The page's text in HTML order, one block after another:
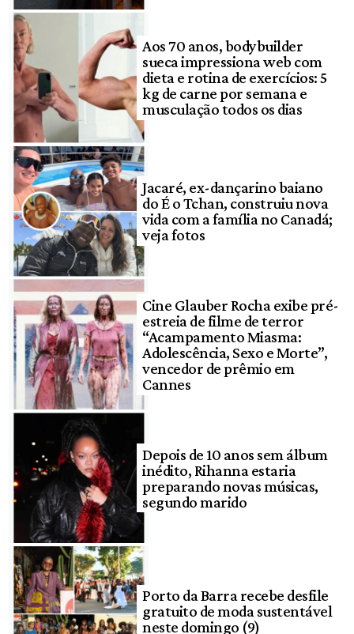
Aos 70 anos, bodybuilder
sueca impressiona web com
dieta e rotina de exercícios: 5
kg de carne por semana e
musculação todos os dias
Jacaré, ex-dançarino baiano
do É o Tchan, construiu nova
vida com a família no Canadá;
veja fotos
Cine Glauber Rocha exibe pré-
estreia de filme de terror
“Acampamento Miasma:
Adolescência, Sexo e Morte”,
vencedor de prêmio em
Cannes
Depois de 10 anos sem álbum
inédito, Rihanna estaria
preparando novas músicas,
segundo marido
Porto da Barra recebe desfile
gratuito de moda sustentável
neste domingo (9)